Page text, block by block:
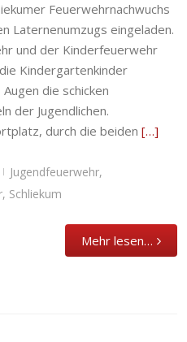
Feuerwehrnachwuchs
Laternenumzugs eingeladen.
und der Kinderfeuerwehr
Kindergartenkinder
die schicken
der Jugendlichen.
durch die beiden […]
| Jugendfeuerwehr,
, Schliekum
Mehr lesen…